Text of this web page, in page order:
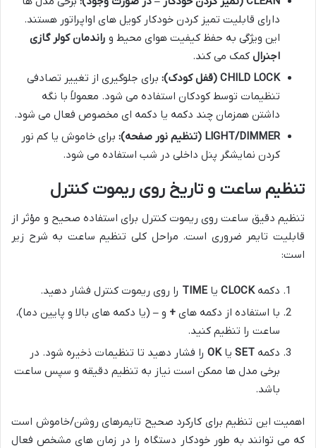
دارای قابلیت تمیز کردن خودکار کویل های اواپراتور هستند.
این ویژگی به حفظ کیفیت هوای محیط و راندمان کولر گازی
اجنرال کمک می کند.
CHILD LOCK (قفل کودک):
برای جلوگیری از تغییر تصادفی
تنظیمات توسط کودکان استفاده می شود. معمولاً با نگه
داشتن همزمان چند دکمه یا دکمه ای مخصوص فعال می شود.
LIGHT/DIMMER (تنظیم نور صفحه):
برای خاموش یا کم نور
کردن نمایشگر پنل داخلی در شب استفاده می شود.
تنظیم ساعت و تاریخ روی ریموت کنترل
تنظیم دقیق ساعت روی ریموت کنترل برای استفاده صحیح و مؤثر از
قابلیت تایمر ضروری است. مراحل کلی تنظیم ساعت به شرح زیر
است:
دکمهCLOCK یا TIME را روی ریموت کنترل فشار دهید.
با استفاده از دکمه های + و –(یا دکمه های بالا و پایین دما)،
ساعت را تنظیم کنید.
دکمه SET یاOK را فشار دهید تا تنظیمات ذخیره شود. در
برخی مدل ها ممکن است نیاز به تنظیم دقیقه و سپس ساعت
باشد.
اهمیت این تنظیم برای کارکرد صحیح تایمرهای روشن/خاموش است
که می توانند به طور خودکار دستگاه را در زمان های مشخص فعال